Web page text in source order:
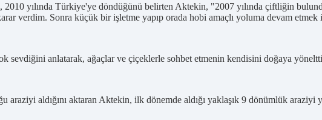
2010 yılında Türkiye'ye döndüğünü belirten Aktekin, "2007 yılında çiftliğin
verdim. Sonra küçük bir işletme yapıp orada hobi amaçlı yoluma devam
sevdiğini anlatarak, ağaçlar ve çiçeklerle sohbet etmenin kendisini doğaya
aldığını aktaran Aktekin, ilk dönemde aldığı yaklaşık 9 dönümlük araziyi